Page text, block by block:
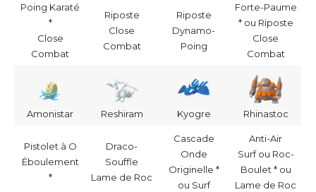
Poing Karaté
*
Close
Combat
Riposte
Close
Combat
Riposte
Dynamo-
Poing
Forte-Paume
* ou Riposte
Close
Combat
Amonistar Reshiram Kyogre Rhinastoc
Pistolet à O
Éboulement
*
Draco-
Souffle
Lame de Roc
Cascade
Onde
Originelle *
ou Surf
Anti-Air
Surf ou Roc-
Boulet * ou
Lame de Roc